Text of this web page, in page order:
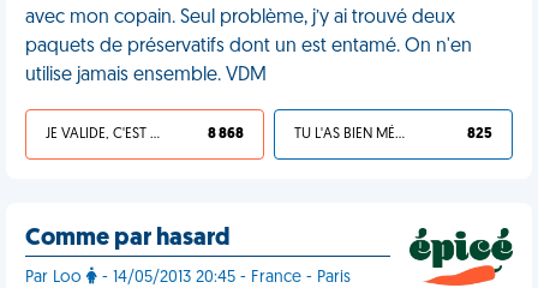
avec mon copain. Seul problème, j’y ai trouvé deux
paquets de préservatifs dont un est entamé. On n'en
utilise jamais ensemble. VDM
JE VALIDE, C'EST UNE VDM 8 868 TU L'AS BIEN MÉRITÉ 825
Comme par hasard
Par Loo - 14/05/2013 20:45 - France - Paris